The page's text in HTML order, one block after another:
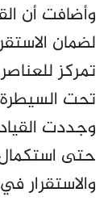
وأضافت أن
لضمان
تمركز
تحت السيطرة
وجددت
حتى
والاستقرار